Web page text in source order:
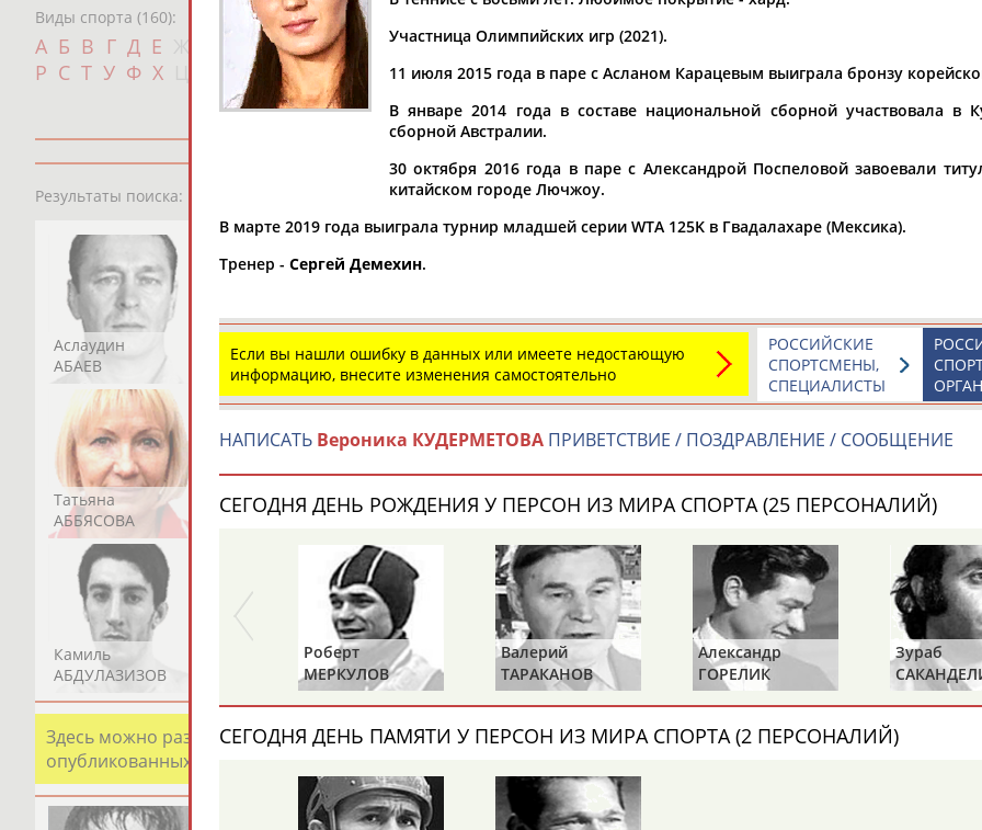
Виды спорта (160):
А Б В Г Д Е К Л М Н О
П
Р С Т У Ф Х Э Ю Я
Дата рождения
Результаты поиска:
Аслаудин
АБАЕВ
Елена
АБАИМОВА
Мария
АБАКУМОВА
АБАЛАКИНА
АБАРЕНОВ
Тамилла
АБАСОВА
Татьяна
АББЯСОВА
Акжана
АБДИКАРИМОВА
Артур
АБДРАХМАНОВ
Каримжан
Аделя
АБДРАХМАНОВА
Андрей
Камиль
АБДУЛАЗИЗОВ
АБДУЛБЕКОВ
Камалудин
АБДУЛДАУДОВ
Абдула
АБДУЛЖАЛИЛОВ
Магомед
АБДУЛКАГИРОВ
АБДУЛЛАЕВ
Здесь можно разместить информацию о хорошо известном спортсмене, тренере, специалисте или
опубликованных записях. Страна должна знать своих героев! Герои спорта - это одни из главных патриотов
Участница Олимпийских игр (2021).
11 июля 2015 года в паре с Асланом Карацевым выиграла бронзу
В январе 2014 года в составе национальной сборной участвовала в
сборной Австралии.
30 октября 2016 года в паре с Александрой Поспеловой завоевали
китайском городе Лючжоу.
В марте 2019 года выиграла турнир младшей серии WTA 125K в Гвадалахаре (Мексика).
Тренер - Сергей Демехин.
Если вы нашли ошибку в данных или имеете недостающую
информацию, внесите изменения самостоятельно
РОССИЙСКИЕ
СПОРТСМЕНЫ,
СПЕЦИАЛИСТЫ
НАПИСАТЬ Вероника КУДЕРМЕТОВА ПРИВЕТСТВИЕ / ПОЗДРАВЛЕНИЕ / СООБЩЕНИЕ
СЕГОДНЯ ДЕНЬ РОЖДЕНИЯ У ПЕРСОН ИЗ МИРА СПОРТА (25 ПЕРСОНАЛИЙ)
Роберт
МЕРКУЛОВ
Валерий
ТАРАКАНОВ
Александр
ГОРЕЛИК
Зураб
СЕГОДНЯ ДЕНЬ ПАМЯТИ У ПЕРСОН ИЗ МИРА СПОРТА (2 ПЕРСОНАЛИЙ)